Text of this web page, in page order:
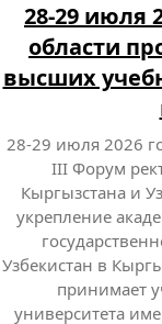
28-29 июля
области
высших
28-29 июля 2026
III Форум
Кыргызстана и
укрепление
Узбекистан в
принимает
университета